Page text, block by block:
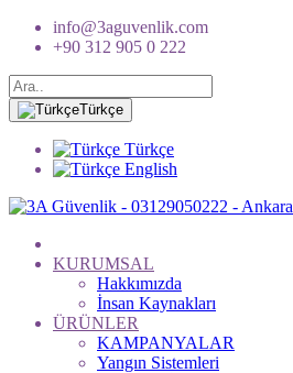
info@3aguvenlik.com
+90 312 905 0 222
Türkçe
Türkçe
English
KURUMSAL
Hakkımızda
İnsan Kaynakları
ÜRÜNLER
KAMPANYALAR
Yangın Sistemleri